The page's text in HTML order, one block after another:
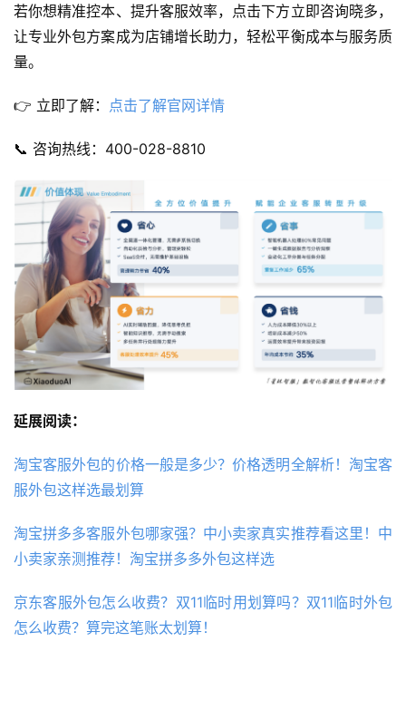
若你想精准控本、提升客服效率，点击下方立即咨询晓多，
让专业外包方案成为店铺增长助力，轻松平衡成本与服务质
量。
👉 立即了解： 点击了解官网详情
📞 咨询热线：400-028-8810
延展阅读：
淘宝客服外包的价格一般是多少？价格透明全解析！淘宝客
服外包这样选最划算
淘宝拼多多客服外包哪家强？中小卖家真实推荐看这里！中
小卖家亲测推荐！淘宝拼多多外包这样选
京东客服外包怎么收费？双11临时用划算吗？双11临时外包
怎么收费？算完这笔账太划算！